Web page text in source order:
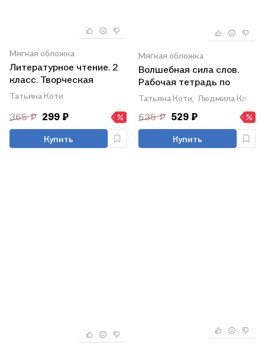
Мягкая обложка
Литературное чтение. 2
класс. Творческая
тетрадь
Татьяна Коти
365 ₽ 299 ₽
Купить
Мягкая обложка
Волшебная сила слов.
Рабочая тетрадь по
развитию речи. 1 класс
Татьяна Коти, Людмила
635 ₽ 529 ₽
Купить